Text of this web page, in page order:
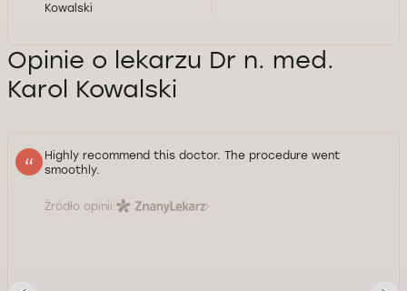
Kowalski
Opinie o lekarzu Dr n. med.
Karol Kowalski
Highly recommend this doctor. The procedure went
smoothly.
Źródło opinii: